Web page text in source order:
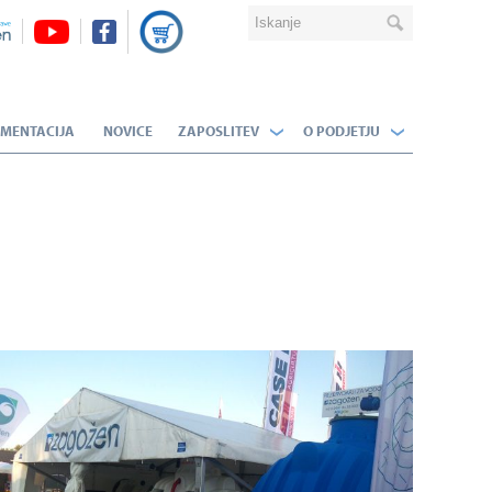
NOVICE ZAPOSLITEV O PODJETJU